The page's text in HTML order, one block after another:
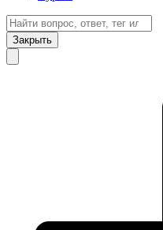
Закрыть